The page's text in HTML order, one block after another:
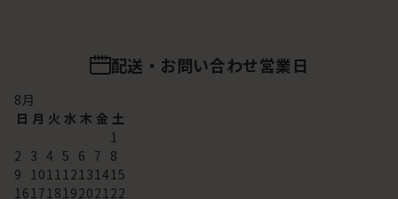
配送・お問い合わせ営業日
8 月
日 月 火 水 木 金 土
1
2 3 4 5 6 7 8
9
10 11 12 13 14 15
16 17 18 192021 22